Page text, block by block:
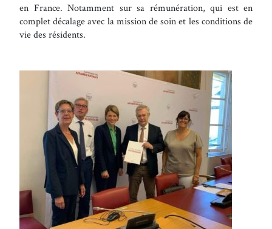
en France. Notamment sur sa rémunération, qui est en
complet décalage avec la mission de soin et les conditions de
vie des résidents.